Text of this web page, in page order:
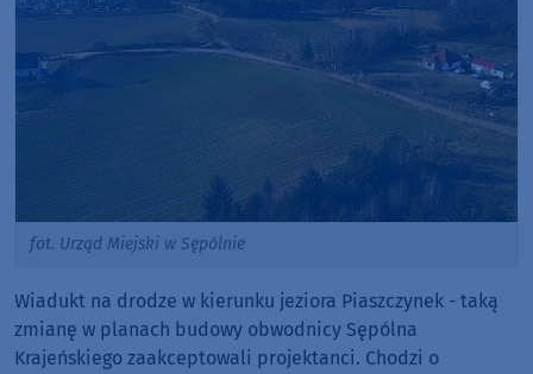
fot. Urząd Miejski w Sępólnie
Wiadukt na drodze w kierunku jeziora Piaszczynek - taką
zmianę w planach budowy obwodnicy Sępólna
Krajeńskiego zaakceptowali projektanci. Chodzi o